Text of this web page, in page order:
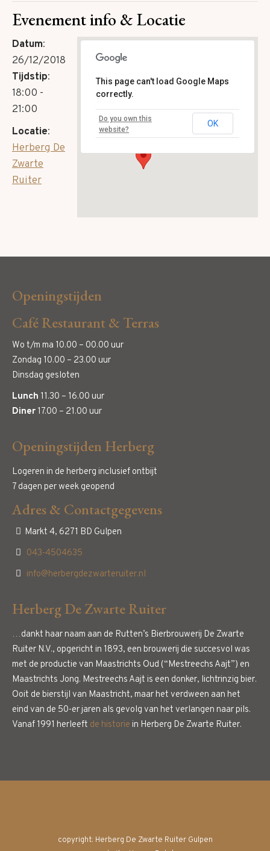
Evenement info & Locatie
Markt 4 - Gulpen
Evenementen
This page can't load Google Maps
correctly.
Do you own this
website?
OK
Datum:
26/12/2018
Tijdstip:
18:00 -
21:00
Locatie:
Herberg De
Zwarte
Ruiter
Openingstijden
Café Restaurant & Terras
Wo t/m ma 10.00 – 00.00 uur
Zondag 10.00 – 23.00 uur
Dinsdag gesloten
Lunch 11.30 – 16.00 uur
Diner 17.00 – 21.00 uur
Openingstijden Herberg
Logeren in de herberg inclusief ontbijt
7 dagen per week geopend
Adres & Contactgegevens
Markt 4, 6271 BD Gulpen
043-4504635
info@herbergdezwarteruiter.nl
Herberg De Zwarte Ruiter
…dankt haar naam aan de Rutten’s Bierbrouwerij De Zwarte
Ruiter N.V., opgericht in 1893, een brouwerij die succesvol was
met de productie van Maastrichts Oud (“Mestreechs Aajt”) en
Maastrichts Jong. Mestreechs Aajt is een donker, lichtrinzig bier.
Ooit de bierstijl van Maastricht, maar het verdween aan het
eind van de 50-er jaren als gevolg van het verlangen naar pils.
Vanaf 1991 herleeft de historie in Herberg De Zwarte Ruiter.
copyright: Herberg De Zwarte Ruiter Gulpen